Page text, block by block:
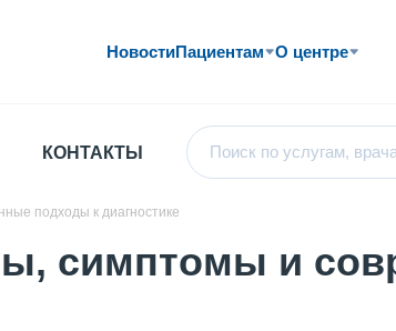
НовостиПациентам О центре
КОНТАКТЫ
подходы к диагностике
симптомы и